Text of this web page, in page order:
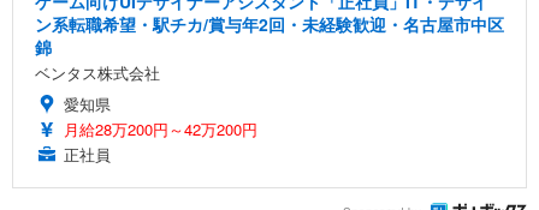
ン系転職希望・駅チカ/賞与年2回・未経験歓迎・名古屋市中区
錦
ベンタス株式会社
愛知県
月給28万200円～42万200円
正社員